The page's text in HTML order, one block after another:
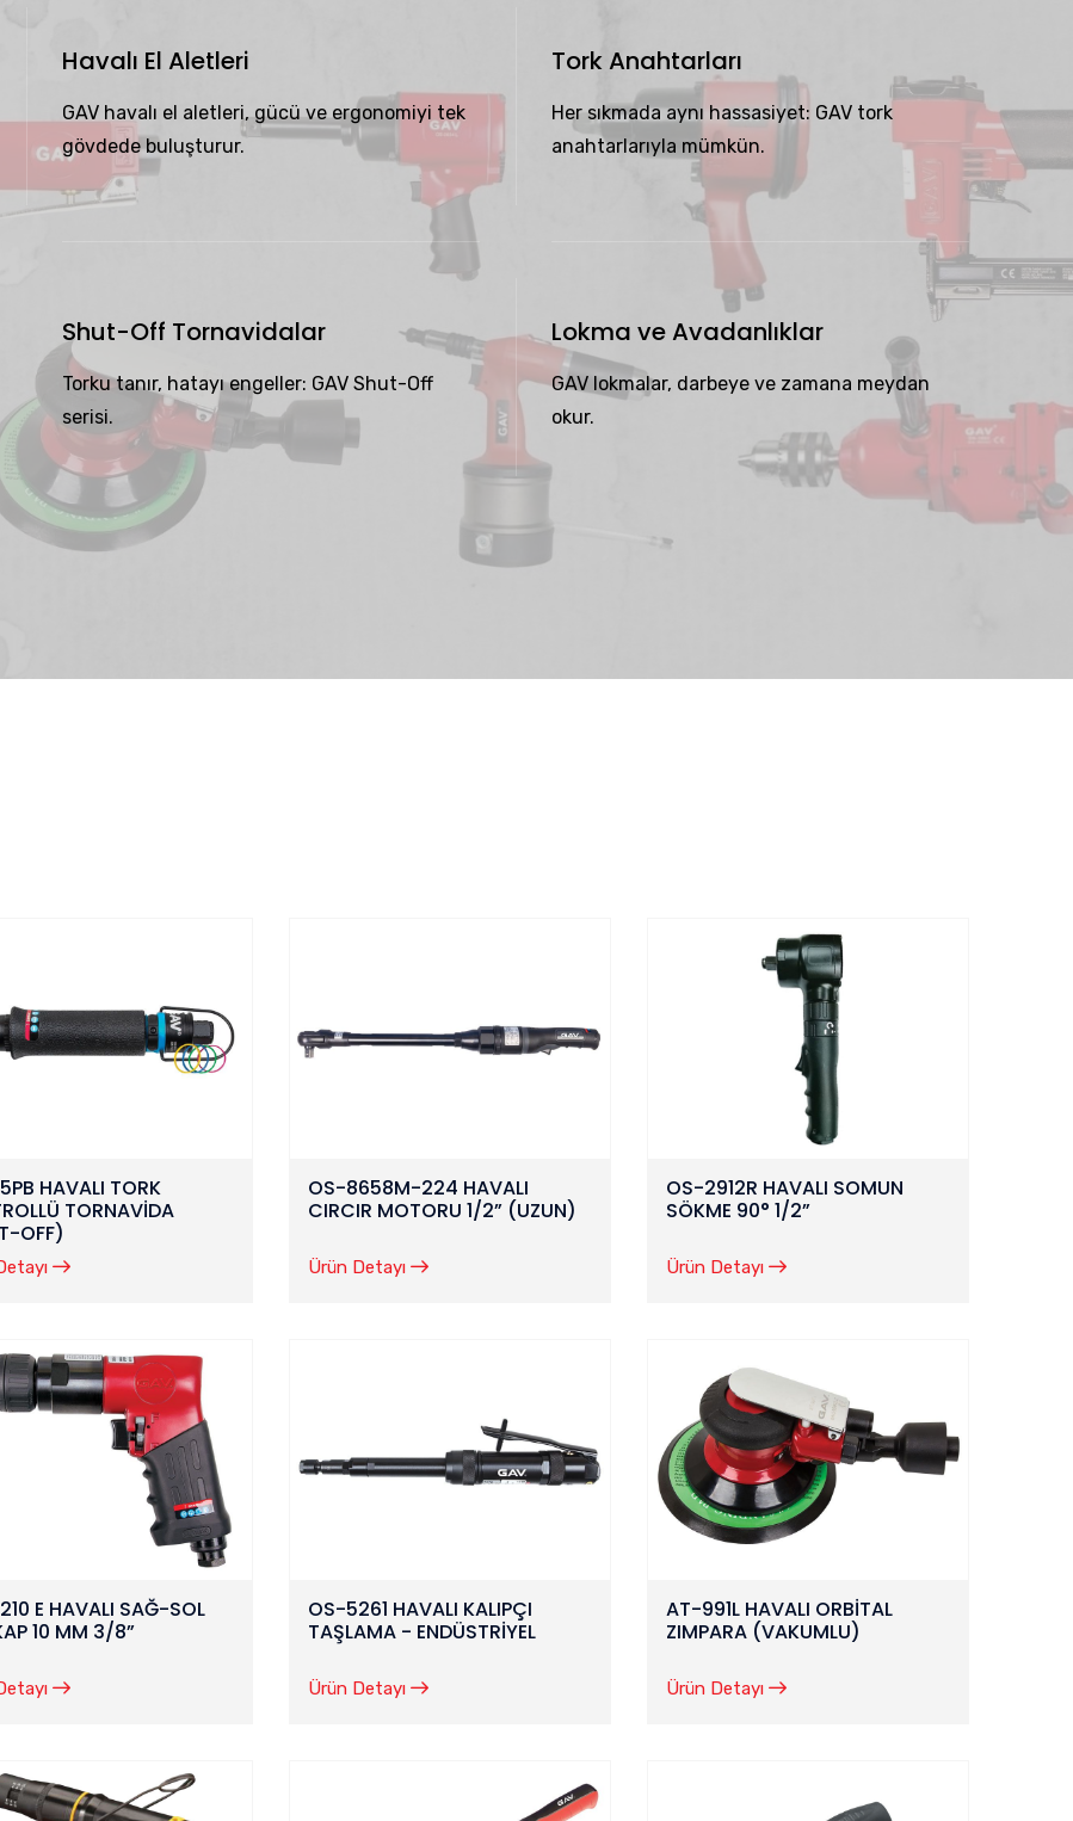
Havalı El Aletleri
GAV havalı el aletleri, gücü ve ergonomiyi tek
gövdede buluşturur.
Tork Anahtarları
Her sıkmada aynı hassasiyet: GAV tork
anahtarlarıyla mümkün.
Shut-Off Tornavidalar
Torku tanır, hatayı engeller: GAV Shut-Off
serisi.
Lokma ve Avadanlıklar
GAV lokmalar, darbeye ve zamana meydan
okur.
HAVALI TORK
TORNAVİDA
OFF)
OS-8658M-224 HAVALI
CIRCIR MOTORU 1/2” (UZUN)
Ürün Detayı
OS-2912R HAVALI SOMUN
SÖKME 90° 1/2”
Ürün Detayı
E HAVALI SAĞ-SOL
10 MM 3/8”
OS-5261 HAVALI KALIPÇI
TAŞLAMA - ENDÜSTRİYEL
Ürün Detayı
AT-991L HAVALI ORBİTAL
ZIMPARA (VAKUMLU)
Ürün Detayı